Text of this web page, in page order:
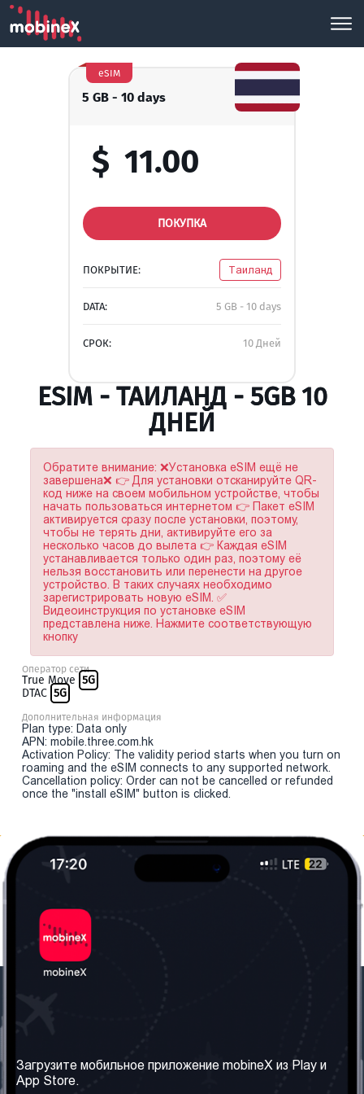
5 GB - 10 days
eSIM
$ 11.00
ПОКУПКА
ПОКРЫТИЕ: Таиланд
DATA: 5 GB - 10 days
СРОК: 10 Дней
ESIM - ТАИЛАНД - 5GB 10
ДНЕЙ
Обратите внимание: ❌Установка eSIM ещё не
завершена❌ 👉 Для установки отсканируйте QR-
код ниже на своем мобильном устройстве, чтобы
начать пользоваться интернетом 👉 Пакет eSIM
активируется сразу после установки, поэтому,
чтобы не терять дни, активируйте его за
несколько часов до вылета 👉 Каждая eSIM
устанавливается только один раз, поэтому её
нельзя восстановить или перенести на другое
устройство. В таких случаях необходимо
зарегистрировать новую eSIM. ✅
Видеоинструкция по установке eSIM
представлена ниже. Нажмите соответствующую
кнопку
Оператор сети
True Move 5G
DTAC 5G
Дополнительная информация
Plan type: Data only
APN: mobile.three.com.hk
Activation Policy: The validity period starts when you turn on
roaming and the eSIM connects to any supported network.
Cancellation policy: Order can not be cancelled or refunded
once the "install eSIM" button is clicked.
Наши сервисы
Правила и Условия
Загрузите мобильное приложение mobineX из Play и
App Store.